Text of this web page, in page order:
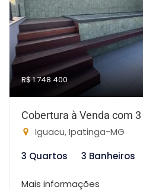
R$ 1.748.400
Cobertura à Venda com
Iguacu, Ipatinga-MG
3 Quartos
3 Banheiros
Mais informações